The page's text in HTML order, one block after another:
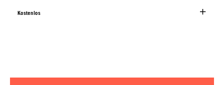
Kostenlos